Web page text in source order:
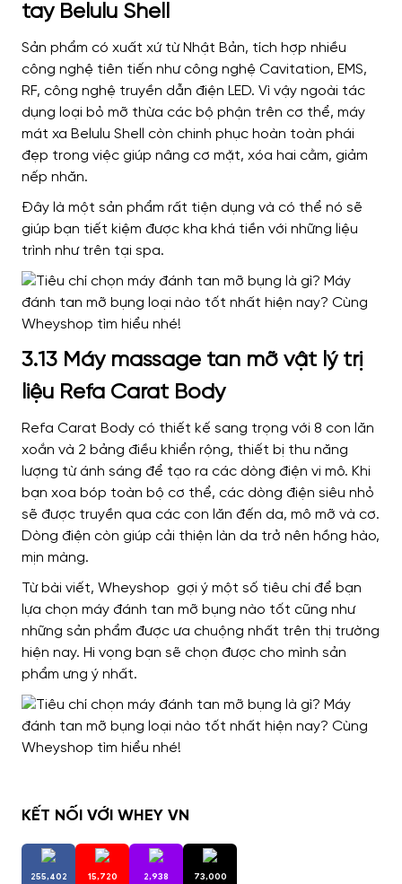
tay Belulu Shell
Sản phẩm có xuất xứ từ Nhật Bản, tích hợp nhiều
công nghệ tiên tiến như công nghệ Cavitation, EMS,
RF, công nghệ truyền dẫn điện LED. Vì vậy ngoài tác
dụng loại bỏ mỡ thừa các bộ phận trên cơ thể, máy
mát xa Belulu Shell còn chinh phục hoàn toàn phái
đẹp trong việc giúp nâng cơ mặt, xóa hai cằm, giảm
nếp nhăn.
Đây là một sản phẩm rất tiện dụng và có thể nó sẽ
giúp bạn tiết kiệm được kha khá tiền với những liệu
trình như trên tại spa.
3.13 Máy massage tan mỡ vật lý trị
liệu Refa Carat Body
Refa Carat Body có thiết kế sang trọng với 8 con lăn
xoắn và 2 bảng điều khiển rộng, thiết bị thu năng
lượng từ ánh sáng để tạo ra các dòng điện vi mô. Khi
bạn xoa bóp toàn bộ cơ thể, các dòng điện siêu nhỏ
sẽ được truyền qua các con lăn đến da, mô mỡ và cơ.
Dòng điện còn giúp cải thiện làn da trở nên hồng hào,
mịn màng.
Từ bài viết, Wheyshop gợi ý một số tiêu chí để bạn
lựa chọn máy đánh tan mỡ bụng nào tốt cũng như
những sản phẩm được ưa chuộng nhất trên thị trường
hiện nay. Hi vọng bạn sẽ chọn được cho mình sản
phẩm ưng ý nhất.
KẾT NỐI VỚI WHEY VN
255,402 15,720 2,938 73,000